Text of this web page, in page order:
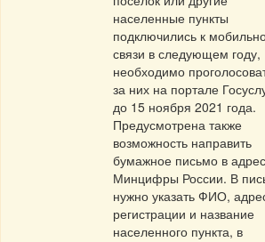
населенные пункты
подключились к
связи в следующем году,
необходимо
за них на портале
до 15 ноября 2021 года.
Предусмотрена также
возможность направить
бумажное письмо в адрес
Минцифры России. В
нужно указать ФИО,
регистрации и название
населенного пункта, в